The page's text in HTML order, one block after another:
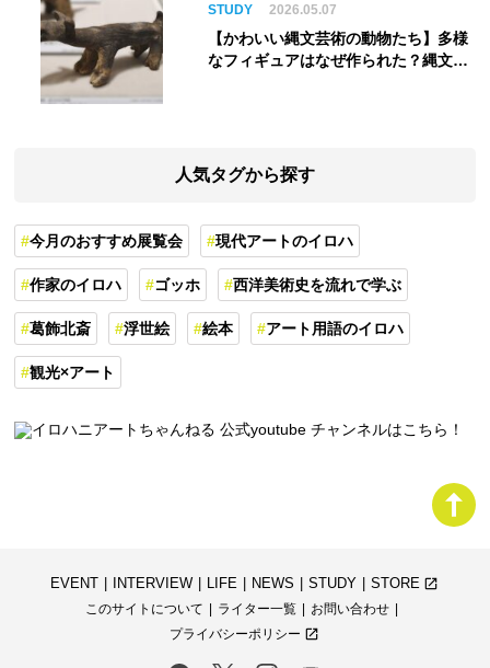
STUDY 2026.05.07
【かわいい縄文芸術の動物たち】多様
なフィギュアはなぜ作られた？縄文人
人気タグから探す
今月のおすすめ展覧会 現代アートのイロハ
作家のイロハ ゴッホ 西洋美術史を流れで学ぶ
葛飾北斎 浮世絵 絵本 アート用語のイロハ
観光×アート
EVENT INTERVIEW LIFE NEWS STUDY STORE launch
このサイトについて
ライター一覧
お問い合わせ
プライバシーポリシー launch